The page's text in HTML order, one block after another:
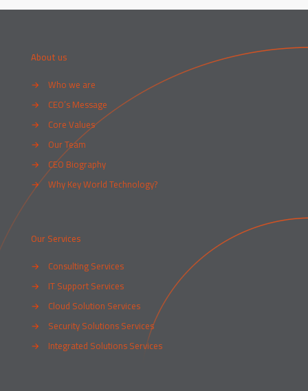
About us
→ Who we are
→
CEO’s Message
→
Core Values
→
Our Team
→
CEO Biography
→ Why Key World Technology?
Our Services
→
Consulting Services
→
IT Support Services
→
Cloud Solution Services
→
Security Solutions Services
→
Integrated Solutions Services